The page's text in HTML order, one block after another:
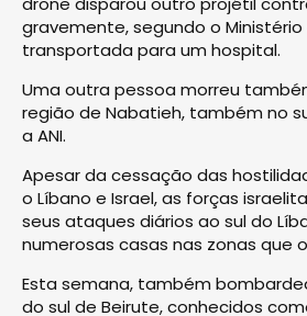
gravemente, segundo o
transportada para um hospital.
Uma outra pessoa morreu
região de Nabatieh, também no
a ANI.
Apesar da cessação das
o Líbano e Israel, as forças
seus ataques diários ao sul do
numerosas casas nas zonas que
Esta semana, também
do sul de Beirute, conhecidos